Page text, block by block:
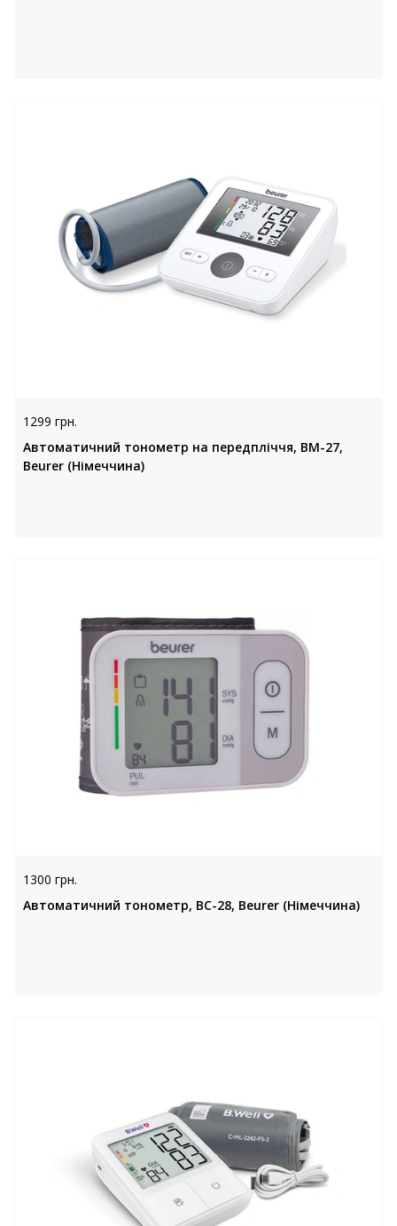
1299 грн.
Автоматичний тонометр на передпліччя, BM-27,
Beurer (Німеччина)
1300 грн.
Автоматичний тонометр, BС-28, Beurer (Німеччина)